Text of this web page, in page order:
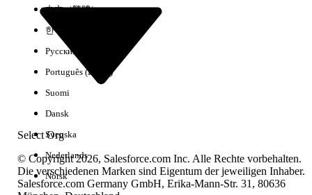
Keine Ergebnisse
Select Org
中文（繁體）
한국어
Русский
Português (Brasil)
Suomi
Dansk
Svenska
Nederlands
Norsk
© Copyright 2026, Salesforce.com Inc. Alle Rechte vorbehalten.
Die verschiedenen Marken sind Eigentum der jeweiligen Inhaber.
Salesforce.com Germany GmbH, Erika-Mann-Str. 31, 80636